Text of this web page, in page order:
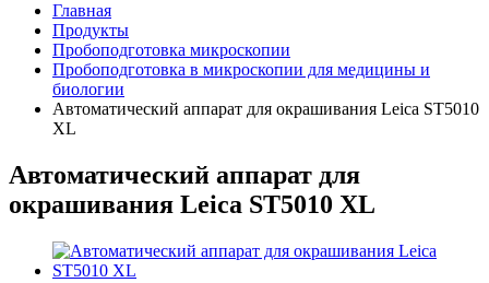
Главная
Продукты
Пробоподготовка микроскопии
Пробоподготовка в микроскопии для медицины и
биологии
Автоматический аппарат для окрашивания Leica ST5010
XL
Автоматический аппарат для
окрашивания Leica ST5010 XL